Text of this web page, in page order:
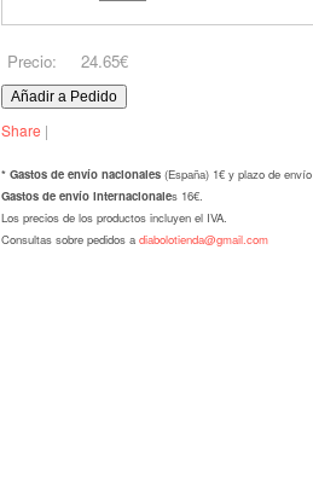
24.65€
Precio:
Share |
* Gastos de envío nacionales (España) 1€ y plazo de
Gastos de envío internacionales 16€.
Los precios de los productos incluyen el IVA.
Consultas sobre pedidos a diabolotienda@gmail.com